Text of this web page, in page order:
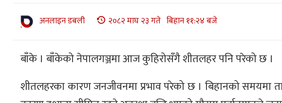
अनलाइन डबली २०८२ माघ २३ गते बिहान ११:२४ बजे
बाँके । बाँकेको नेपालगञ्जमा आज कुहिरोसँगै शीतलहर पनि परेको छ ।
शीतलहरका कारण जनजीवनमा प्रभाव परेको छ । बिहानको समयमा